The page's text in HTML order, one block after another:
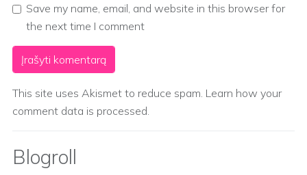
Save my name, email, and website in this browser for
the next time I comment
This site uses Akismet to reduce spam. Learn how your
comment data is processed.
Blogroll